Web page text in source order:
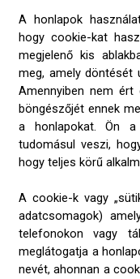
A honlapok
hogy cookie-kat
megjelenő kis
meg, amely döntését
Amennyiben nem ért
böngészőjét ennek
a honlapokat. Ön a
tudomásul veszi,
hogy teljes körű
A cookie-k vagy
adatcsomagok)
telefonokon vagy
meglátogatja a
nevét, ahonnan a